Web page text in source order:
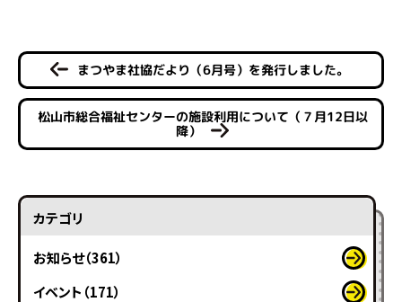
まつやま社協だより（6月号）を発行しました。
松山市総合福祉センターの施設利用について（７月12日以
降）
カテゴリ
お知らせ（361）
イベント（171）